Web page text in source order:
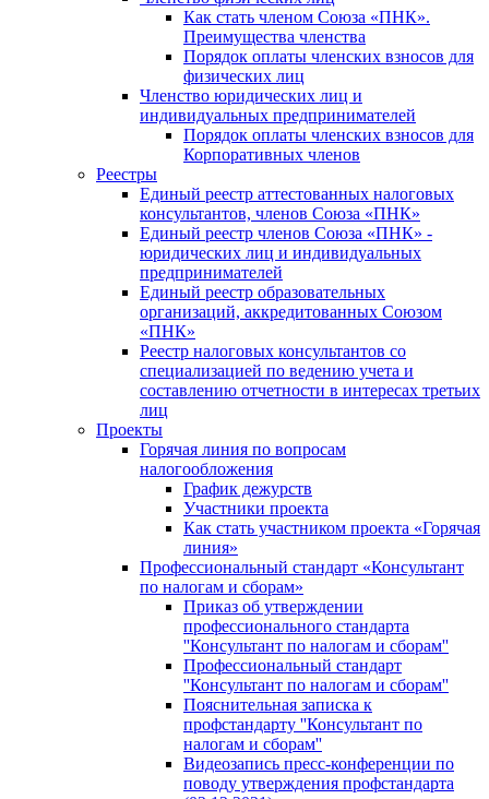
Как стать членом Союза «ПНК».
Преимущества членства
Порядок оплаты членских взносов для
физических лиц
Членство юридических лиц и
индивидуальных предпринимателей
Порядок оплаты членских взносов для
Корпоративных членов
Реестры
Единый реестр аттестованных налоговых
консультантов, членов Союза «ПНК»
Единый реестр членов Союза «ПНК» -
юридических лиц и индивидуальных
предпринимателей
Единый реестр образовательных
организаций, аккредитованных Союзом
«ПНК»
Реестр налоговых консультантов со
специализацией по ведению учета и
составлению отчетности в интересах третьих
лиц
Проекты
Горячая линия по вопросам
налогообложения
График дежурств
Участники проекта
Как стать участником проекта «Горячая
линия»
Профессиональный стандарт «Консультант
по налогам и сборам»
Приказ об утверждении
профессионального стандарта
''Консультант по налогам и сборам''
Профессиональный стандарт
''Консультант по налогам и сборам''
Пояснительная записка к
профстандарту ''Консультант по
налогам и сборам''
Видеозапись пресс-конференции по
поводу утверждения профстандарта